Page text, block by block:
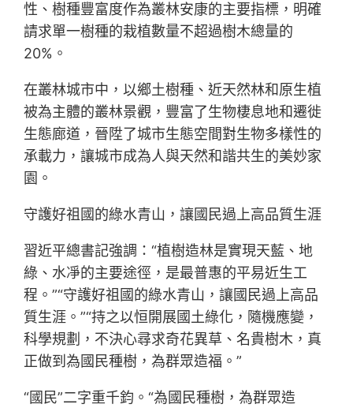
性、樹種豐富度作為叢林安康的主要指標，明確
請求單一樹種的栽植數量不超過樹木總量的
20%。
在叢林城市中，以鄉土樹種、近天然林和原生植
被為主體的叢林景觀，豐富了生物棲息地和遷徙
生態廊道，晉陞了城市生態空間對生物多樣性的
承載力，讓城市成為人與天然和諧共生的美妙家
園。
守護好祖國的綠水青山，讓國民過上高品質生涯
習近平總書記強調：“植樹造林是實現天藍、地
綠、水凈的主要途徑，是最普惠的平易近生工
程。”“守護好祖國的綠水青山，讓國民過上高品
質生涯。”“持之以恒開展國土綠化，隨機應變，
科學規劃，不決心尋求奇花異草、名貴樹木，真
正做到為國民種樹，為群眾造福。”
“國民”二字重千鈞。“為國民種樹，為群眾造